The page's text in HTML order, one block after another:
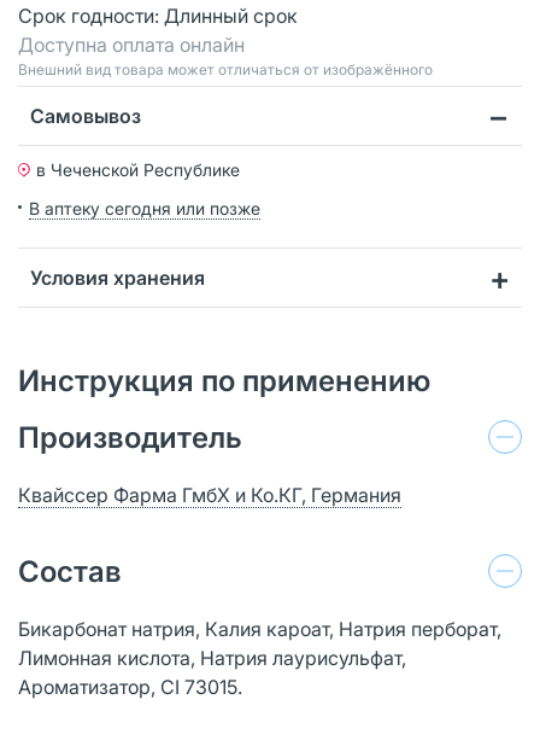
Срок годности: Длинный срок
Доступна оплата онлайн
Bнешний вид товара может отличаться от изображённого
Самовывоз
в Чеченской Республике
В аптеку сегодня или позже
Условия хранения
Инструкция по применению
Производитель
Квайссер Фарма ГмбХ и Ко.КГ, Германия
Состав
Бикарбонат натрия, Калия кароат, Натрия перборат,
Лимонная кислота, Натрия лаурисульфат,
Ароматизатор, CI 73015.